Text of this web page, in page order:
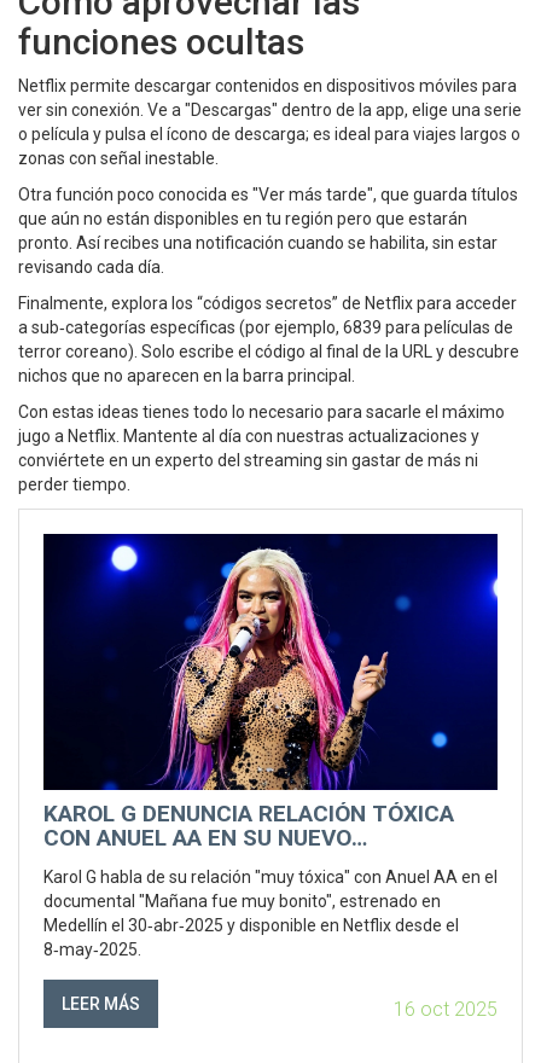
funciones ocultas
Netflix permite descargar contenidos en dispositivos móviles para
ver sin conexión. Ve a "Descargas" dentro de la app, elige una serie
o película y pulsa el ícono de descarga; es ideal para viajes largos o
zonas con señal inestable.
Otra función poco conocida es "Ver más tarde", que guarda títulos
que aún no están disponibles en tu región pero que estarán
pronto. Así recibes una notificación cuando se habilita, sin estar
revisando cada día.
Finalmente, explora los “códigos secretos” de Netflix para acceder
a sub‑categorías específicas (por ejemplo, 6839 para películas de
terror coreano). Solo escribe el código al final de la URL y descubre
nichos que no aparecen en la barra principal.
Con estas ideas tienes todo lo necesario para sacarle el máximo
jugo a Netflix. Mantente al día con nuestras actualizaciones y
conviértete en un experto del streaming sin gastar de más ni
perder tiempo.
KAROL G DENUNCIA RELACIÓN TÓXICA
CON ANUEL AA EN SU NUEVO
Karol G habla de su relación "muy tóxica" con Anuel AA en el
documental "Mañana fue muy bonito", estrenado en
Medellín el 30‑abr‑2025 y disponible en Netflix desde el
8‑may‑2025.
LEER MÁS 16 oct 2025